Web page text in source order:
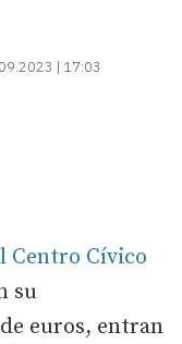
| 17:03
Centro Cívico
su
euros, entran